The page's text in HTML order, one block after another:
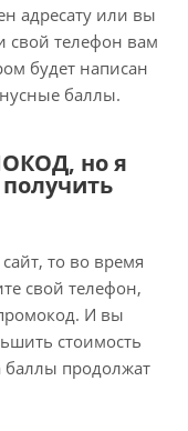
адресату или вы
свой телефон вам
будет написан
баллы.
но я
то во время
свой телефон,
И вы
стоимость
баллы продолжат